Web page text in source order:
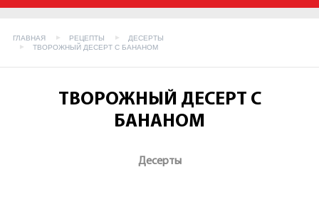
ГЛАВНАЯ РЕЦЕПТЫ
ДЕСЕРТЫ
ТВОРОЖНЫЙ ДЕСЕРТ С БАНАНОМ
ТВОРОЖНЫЙ ДЕСЕРТ С
БАНАНОМ
Десерты